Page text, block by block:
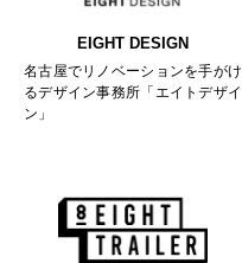
EIGHT DESIGN
名古屋でリノベーションを手がけ
るデザイン事務所「エイトデザイ
ン」